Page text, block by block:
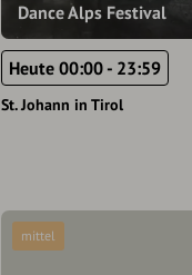
Dance Alps Festival
Heute 00:00 - 23:59
St. Johann in Tirol
mittel